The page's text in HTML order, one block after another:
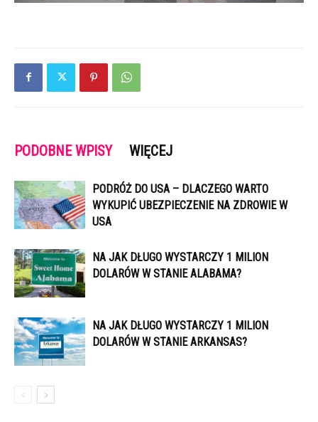
PODOBNE WPISY WIĘCEJ
PODRÓŻ DO USA – DLACZEGO WARTO
WYKUPIĆ UBEZPIECZENIE NA ZDROWIE W
USA
NA JAK DŁUGO WYSTARCZY 1 MILION
DOLARÓW W STANIE ALABAMA?
NA JAK DŁUGO WYSTARCZY 1 MILION
DOLARÓW W STANIE ARKANSAS?